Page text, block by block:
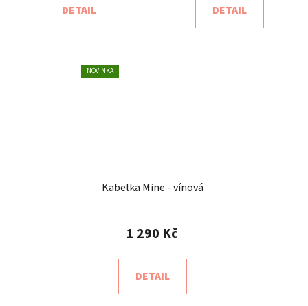
DETAIL DETAIL
NOVINKA
Kabelka Mine - vínová
1 290 Kč
DETAIL